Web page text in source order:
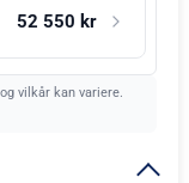
52 550 kr
vilkår kan variere.